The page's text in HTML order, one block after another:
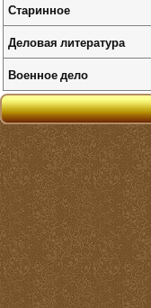
Старинное
Деловая литература
Военное дело